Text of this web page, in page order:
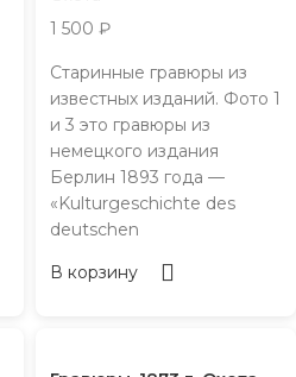
1 500 ₽
Старинные гравюры из
известных изданий. Фото 1
и 3 это гравюры из
немецкого издания
Берлин 1893 года —
«Kulturgeschichte des
deutschen
В корзину